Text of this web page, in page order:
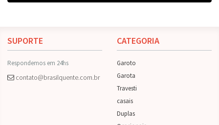
SUPORTE
Respondemos em 24hs
contato@brasilquente.com.br
CATEGORIA
Garoto
Garota
Travesti
casais
Duplas